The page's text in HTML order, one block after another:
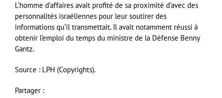
L’homme d’affaires avait profité de sa proximité d’avec des
personnalités israéliennes pour leur soutirer des
informations qu’il transmettait. Il avait notamment réussi à
obtenir l’emploi du temps du ministre de la Défense Benny
Gantz.
Source : LPH (Copyrights).
Partager :